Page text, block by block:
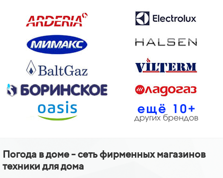
Погода в доме - сеть фирменных магазинов
техники для дома